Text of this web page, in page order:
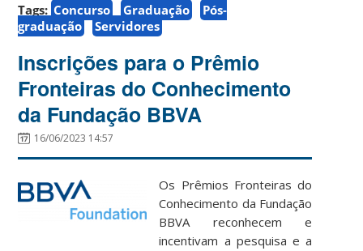
Tags: Concurso Graduação
Pós-
graduação
Servidores
Inscrições para o Prêmio
Fronteiras do Conhecimento
da Fundação BBVA
16/06/2023 14:57
Os Prêmios Fronteiras do
Conhecimento da Fundação
BBVA reconhecem e
incentivam a pesquisa e a